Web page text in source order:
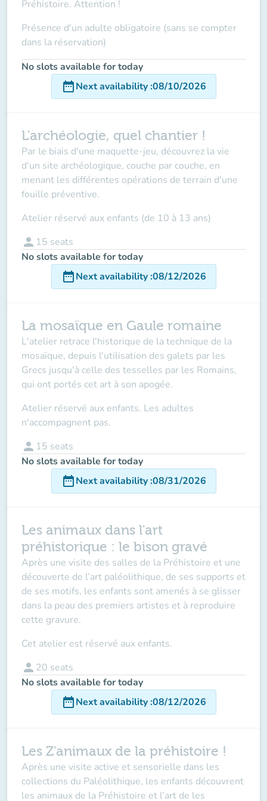
Préhistoire. Attention !
Présence d'un adulte obligatoire (sans se compter
dans la réservation)
No slots available for today
date_rangeNext availability:08/10/2026
L'archéologie, quel chantier !
Par le biais d'une maquette-jeu, découvrez la vie
d'un site archéologique, couche par couche, en
menant les différentes opérations de terrain d'une
fouille préventive.
Atelier réservé aux enfants (de 10 à 13 ans)
person 15 seats
No slots available for today
date_rangeNext availability:08/12/2026
La mosaïque en Gaule romaine
L'atelier retrace l'historique de la technique de la
mosaïque, depuis l'utilisation des galets par les
Grecs jusqu'à celle des tesselles par les Romains,
qui ont portés cet art à son apogée.
Atelier réservé aux enfants. Les adultes
n'accompagnent pas.
person 15 seats
No slots available for today
date_rangeNext availability:08/31/2026
Les animaux dans l'art
préhistorique : le bison gravé
Après une visite des salles de la Préhistoire et une
découverte de l’art paléolithique, de ses supports et
de ses motifs, les enfants sont amenés à se glisser
dans la peau des premiers artistes et à reproduire
cette gravure.
Cet atelier est réservé aux enfants.
person 20 seats
No slots available for today
date_rangeNext availability:08/12/2026
Les Z'animaux de la préhistoire !
Après une visite active et sensorielle dans les
collections du Paléolithique, les enfants découvrent
les animaux de la Préhistoire et l’art de les